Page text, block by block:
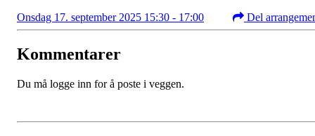
Onsdag 17. september 2025 15:30 - 17:00 Del
Kommentarer
Du må logge inn for å poste i veggen.